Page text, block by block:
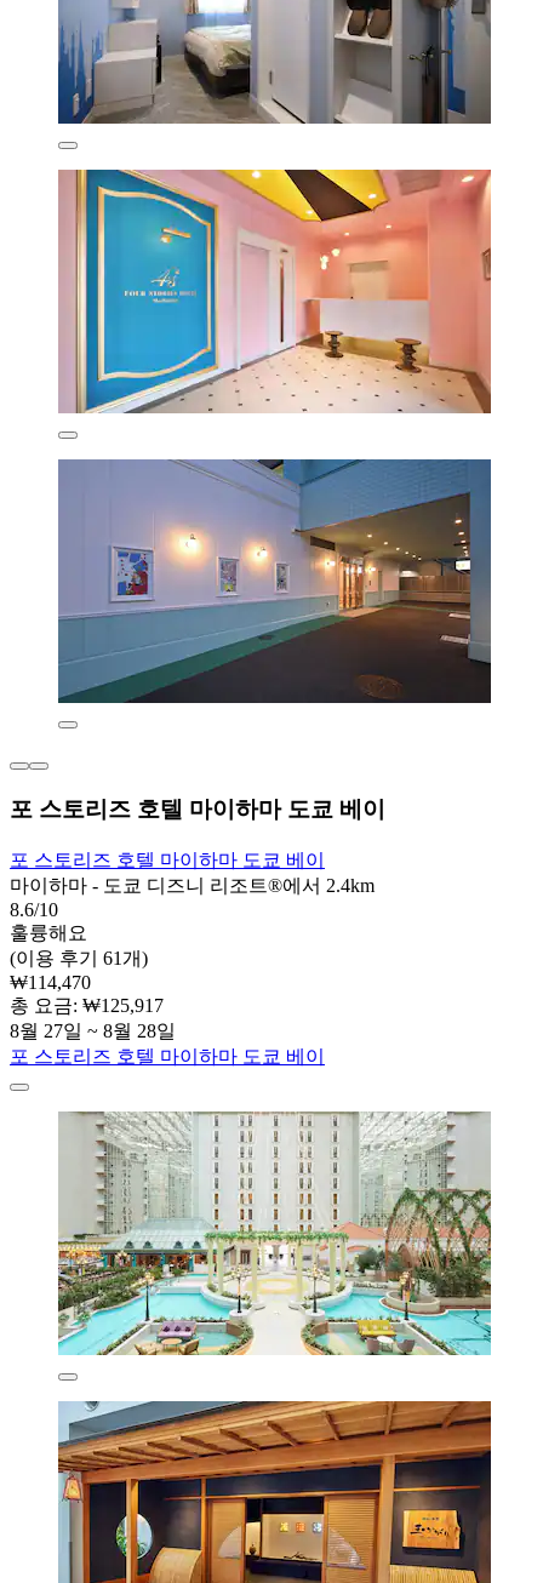
포 스토리즈 호텔 마이하마 도쿄 베이
포 스토리즈 호텔 마이하마 도쿄 베이
마이하마 - 도쿄 디즈니 리조트®에서 2.4km
8.6/10
훌륭해요
(이용 후기 61개)
₩114,470
총 요금: ₩125,917
8월 27일 ~ 8월 28일
포 스토리즈 호텔 마이하마 도쿄 베이